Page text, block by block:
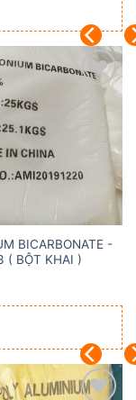
Add to
BICARBONATE -
( BỘT KHAI )